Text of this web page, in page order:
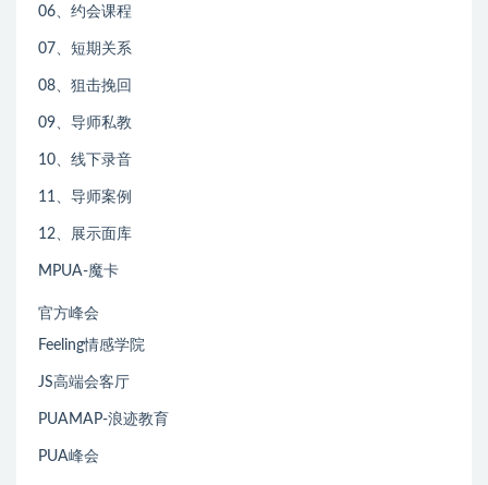
06、约会课程
07、短期关系
08、狙击挽回
09、导师私教
10、线下录音
11、导师案例
12、展示面库
MPUA-魔卡
官方峰会
Feeling情感学院
JS高端会客厅
PUAMAP-浪迹教育
PUA峰会